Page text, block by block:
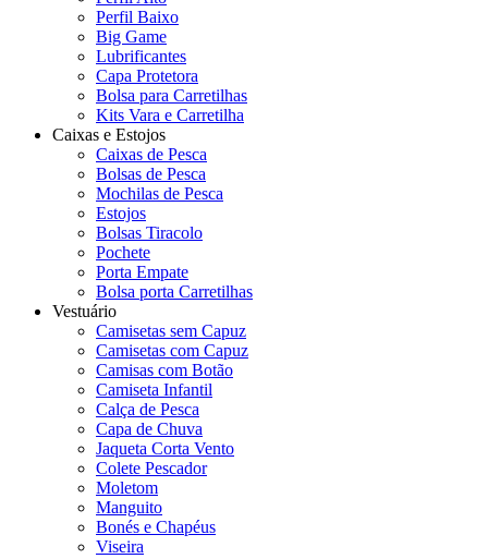
Perfil Baixo
Big Game
Lubrificantes
Capa Protetora
Bolsa para Carretilhas
Kits Vara e Carretilha
Caixas e Estojos
Caixas de Pesca
Bolsas de Pesca
Mochilas de Pesca
Estojos
Bolsas Tiracolo
Pochete
Porta Empate
Bolsa porta Carretilhas
Vestuário
Camisetas sem Capuz
Camisetas com Capuz
Camisas com Botão
Camiseta Infantil
Calça de Pesca
Capa de Chuva
Jaqueta Corta Vento
Colete Pescador
Moletom
Manguito
Bonés e Chapéus
Viseira